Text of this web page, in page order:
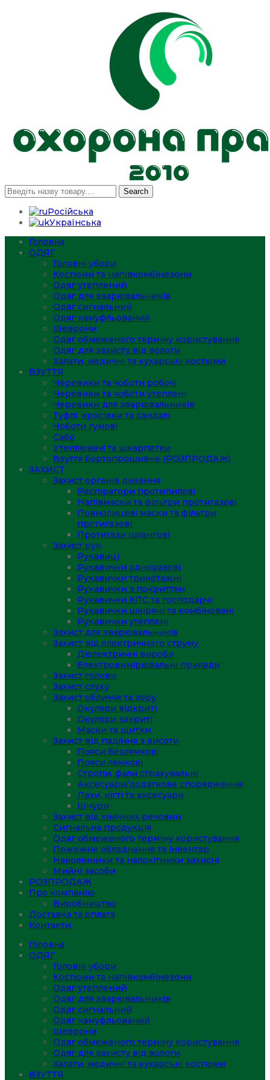
Search
Російська
Українська
Головна
ОДЯГ
Головні убори
Костюми та напівкомбінезони
Одяг утеплений
Одяг для зварювальників
Одяг сигнальний
Одяг камуфльований
Шеврони
Одяг обмеженого терміну користування
Одяг для захисту від вологи
Халати, медичні та кухарські костюми
ВЗУТТЯ
Черевики та чоботи робочі
Черевики та чоботи утеплені
Черевики для зварювальників
Туфлі, кросівки та сандалі
Чоботи гумові
Сабо
Утеплювачі та шкарпетки
Взуття бортопрошивне (РОЗПРОДАЖ)
ЗАХИСТ
Захист органів дихання
Респіратори протипилові
Напівмаски та фільтри протигазові
Повнолицеві маски та фільтри
протигазові
Протигази шлангові
Захист рук
Рукавиці
Рукавички одноразові
Рукавички трикотажні
Рукавички з покриттям
Рукавички КЛС та господарчі
Рукавички шкіряні та комбіновані
Рукавички утеплені
Захист для зварювальників
Захист від електричного струму
Діелектричні вироби
Електровимірювальні прилади
Захист голови
Захист слуху
Захист обличчя та зору
Окуляри відкриті
Окуляри закриті
Маски та щитки
Захист від падіння з висоти
Пояси безлямкові
Пояси лямкові
Стропи, фали страхувальні
Аксесуари/додаткове спорядження
Лази, кігті та аксесуари
Шнури
Захист від хімічних речовин
Сигнальна продукція
Одяг обмеженого терміну користування
Пожежне обладнання та інвентар
Наколінники та налокітники захисні
Мийні засоби
РОЗПРОДАЖ
Про компанію
Виробництво
Доставка та оплата
Контакти
Головна
ОДЯГ
Головні убори
Костюми та напівкомбінезони
Одяг утеплений
Одяг для зварювальників
Одяг сигнальний
Одяг камуфльований
Шеврони
Одяг обмеженого терміну користування
Одяг для захисту від вологи
Халати, медичні та кухарські костюми
ВЗУТТЯ